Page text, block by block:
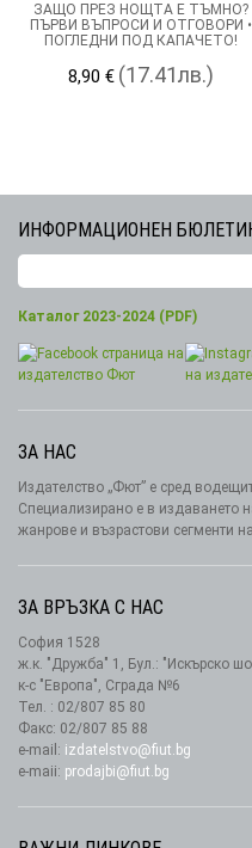
ЗАЩО ПРЕЗ НОЩТА Е ТЪМНО?
ПЪРВИ ВЪПРОСИ И ОТГОВОРИ •
ПОГЛЕДНИ ПОД КАПАЧЕТО!
8,90 € (17.41лв.)
ИНФОРМАЦИОНЕН
Каталог 2023-2024 (PDF)
ЗА НАС
Издателство „Фют” е сред
Специализирано е в издаването
жанрове и възрастови сегменти
ЗА ВРЪЗКА С НАС
София 1528
ж.к. "Дружба" 1, Бул.: "Искърско
к-с "Европа", Сграда №6
Тел. : 02/807 85 80
Факс: 02/807 85 88
e-mail: izdatelstvo@fiut.bg
e-maii: prodajbi@fiut.bg